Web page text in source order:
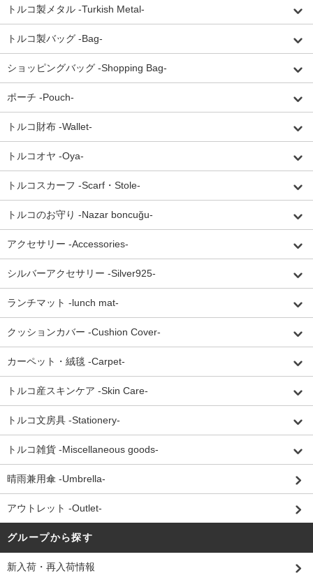
トルコ製メタル -Turkish Metal-
トルコ製バッグ -Bag-
ショッピングバッグ -Shopping Bag-
ポーチ -Pouch-
トルコ財布 -Wallet-
トルコオヤ -Oya-
トルコスカーフ -Scarf・Stole-
トルコのお守り -Nazar boncuğu-
アクセサリー -Accessories-
シルバーアクセサリー -Silver925-
ランチマット -lunch mat-
クッションカバー -Cushion Cover-
カーペット・絨毯 -Carpet-
トルコ産スキンケア -Skin Care-
トルコ文房具 -Stationery-
トルコ雑貨 -Miscellaneous goods-
晴雨兼用傘 -Umbrella-
アウトレット -Outlet-
グループから探す
新入荷・再入荷情報